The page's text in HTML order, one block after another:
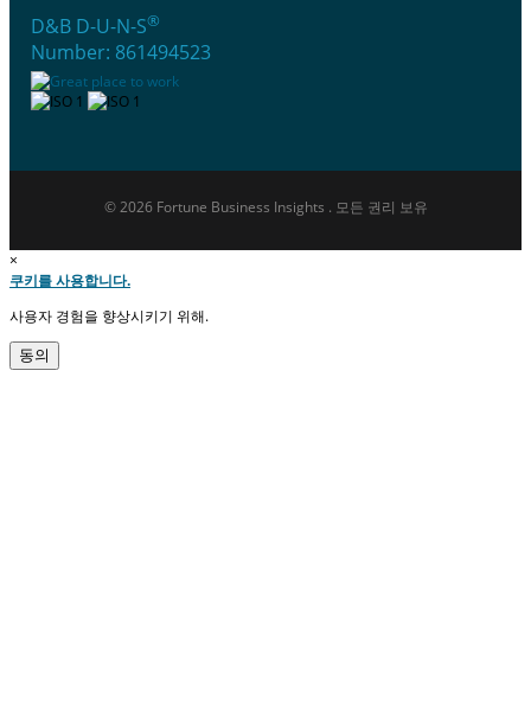
D&B D-U-N-S®
Number: 861494523
© 2026 Fortune Business Insights . 모든 권리 보유
×
쿠키를 사용합니다.
사용자 경험을 향상시키기 위해.
동의